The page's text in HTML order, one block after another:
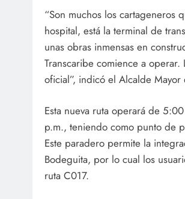
“Son muchos los cartageneros
hospital, está la terminal de
unas obras inmensas en
Transcaribe comience a
oficial”, indicó el Alcalde Mayor
Esta nueva ruta operará de
p.m., teniendo como punto de
Este paradero permite la
Bodeguita, por lo cual los
ruta C017.